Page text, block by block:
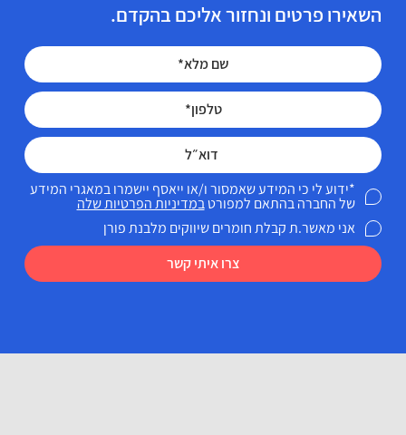
השאירו פרטים ונחזור אליכם בהקדם.
צרו איתי קשר
*ידוע לי כי המידע שאמסור ו/או ייאסף יישמרו במאגרי המידע
של החברה בהתאם למפורטבמדיניות הפרטיות שלה
אני מאשר.ת קבלת חומרים שיווקים מלבנת פורן